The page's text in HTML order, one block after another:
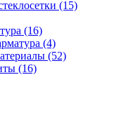
(15)
(16)
(4)
(52)
(16)